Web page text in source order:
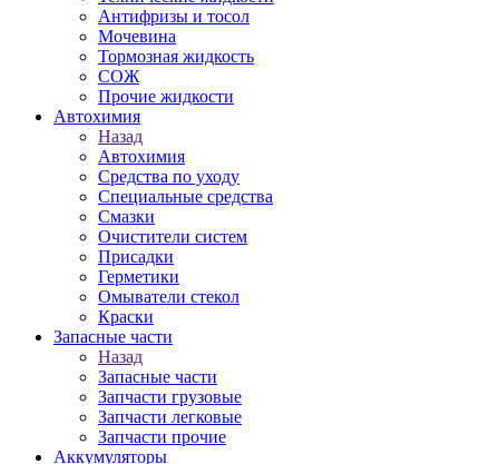
Антифризы и тосол
Мочевина
Тормозная жидкость
СОЖ
Прочие жидкости
Автохимия
Назад
Автохимия
Средства по уходу
Специальные средства
Смазки
Очистители систем
Присадки
Герметики
Омыватели стекол
Краски
Запасные части
Назад
Запасные части
Запчасти грузовые
Запчасти легковые
Запчасти прочие
Аккумуляторы